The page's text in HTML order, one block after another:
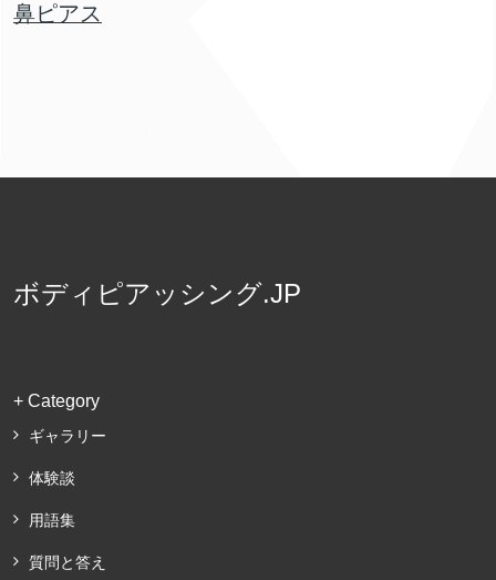
鼻ピアス
ボディピアッシング.JP
+ Category
ギャラリー
体験談
用語集
質問と答え